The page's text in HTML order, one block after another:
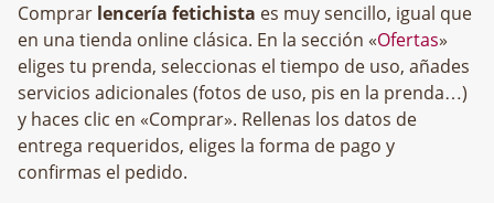
Comprar lencería fetichista es muy sencillo, igual que
en una tienda online clásica. En la sección «Ofertas»
eliges tu prenda, seleccionas el tiempo de uso, añades
servicios adicionales (fotos de uso, pis en la prenda…)
y haces clic en «Comprar». Rellenas los datos de
entrega requeridos, eliges la forma de pago y
confirmas el pedido.